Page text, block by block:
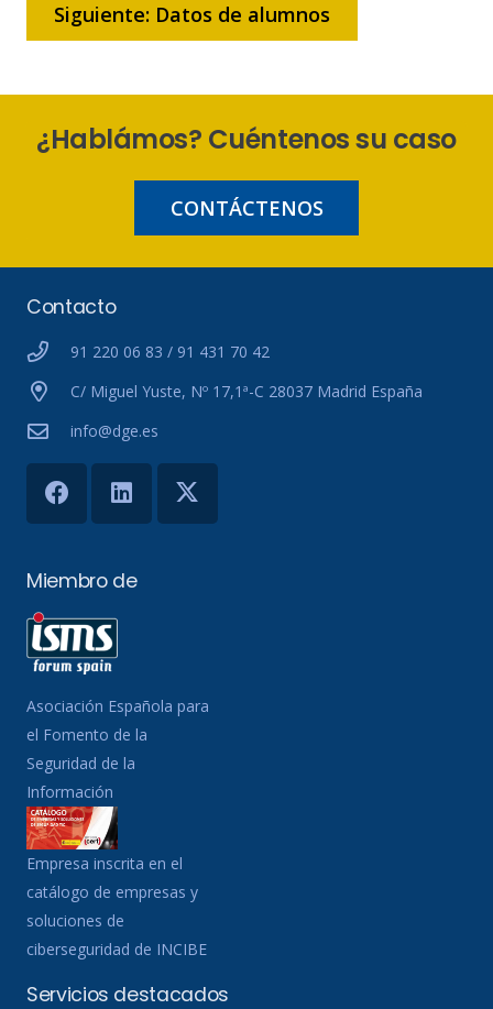
Siguiente: Datos de alumnos
¿Hablámos? Cuéntenos su caso
CONTÁCTENOS
Contacto
91 220 06 83 / 91 431 70 42
C/ Miguel Yuste, Nº 17,1ª-C 28037 Madrid España
info@dge.es
Miembro de
Asociación Española para
el Fomento de la
Seguridad de la
Información
Empresa inscrita en el
catálogo de empresas y
soluciones de
ciberseguridad de INCIBE
Servicios destacados